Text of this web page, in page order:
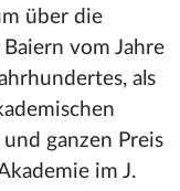
über die
vom Jahre
als
ganzen Preis
im J.